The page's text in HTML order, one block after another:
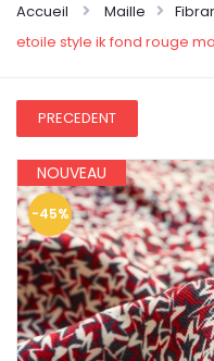
Accueil Maille
etoile style ik fond rouge
PRECEDENT
-45%
NOUVEAU